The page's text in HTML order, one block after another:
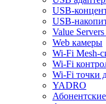
USB-
USB-
Value
Web камеры
Wi-Fi Mesh-
Wi-Fi
Wi-Fi точки
YADRO